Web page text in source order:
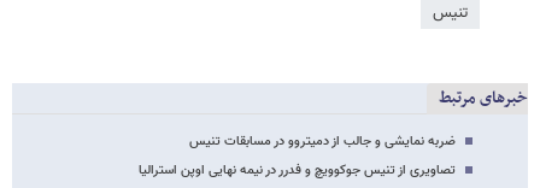
تنیس
خبرهای مرتبط
ضربه نمایشی و جالب از دمیتروو در مسابقات تنیس
تصاویری از تنیس جوکوویچ و فدرر در نیمه نهایی اوپن استرالیا